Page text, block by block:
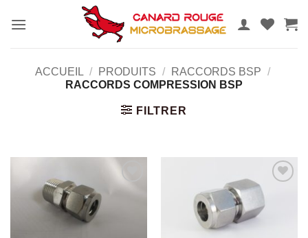
ACCUEIL / PRODUITS / RACCORDS BSP /
RACCORDS COMPRESSION BSP
FILTRER
wishlist